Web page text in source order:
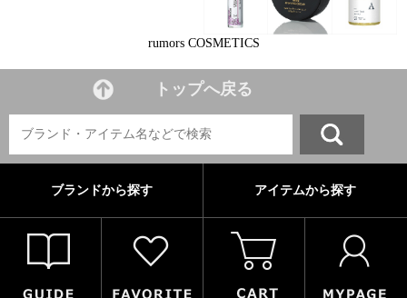
rumors COSMETICS
トップへ戻る
ブランドから探す アイテムから探す